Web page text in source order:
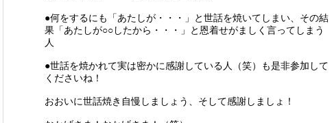
●何をするにも「あたしが・・・」と世話を焼いてしまい、その結
果「あたしが○○したから・・・」と恩着せがましく言ってしまう
人
●世話を焼かれて実は密かに感謝している人（笑）も是非参加して
くださいね！
おおいに世話焼き自慢しましょう、そして感謝しましょ！